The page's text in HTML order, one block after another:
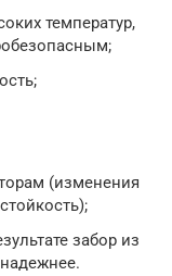
температур,
(изменения
забор из